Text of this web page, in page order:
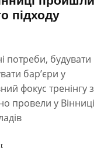
підходу
потреби, будувати
бар’єри у
фокус тренінгу з
провели у Вінниці